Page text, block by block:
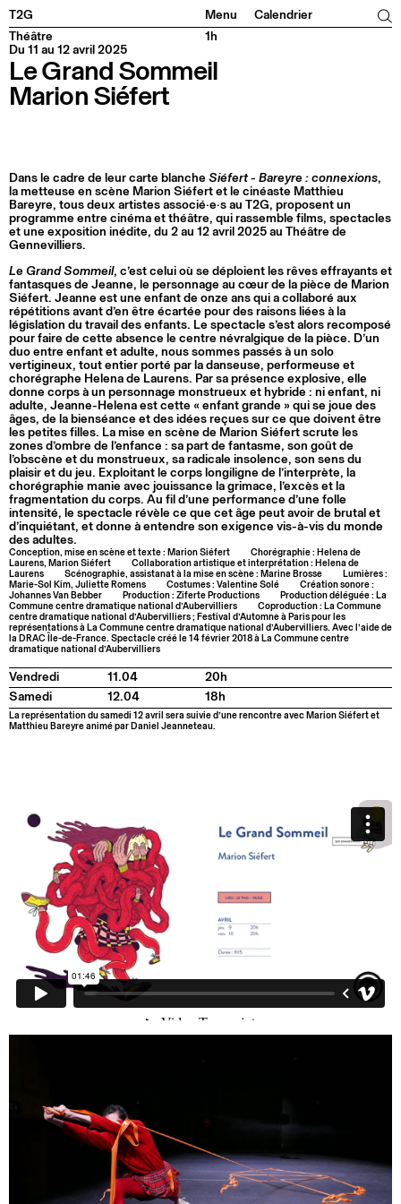
T2G Menu Calendrier
Facebook
Linkedin
Théâtre
Du 11 au 12 avril 2025
1h
Le Grand Sommeil
Marion Siéfert
Dans le cadre de leur carte blanche Siéfert - Bareyre : connexions,
la metteuse en scène Marion Siéfert et le cinéaste Matthieu
Bareyre, tous deux artistes associé·e·s au T2G, proposent un
programme entre cinéma et théâtre, qui rassemble films, spectacles
et une exposition inédite, du 2 au 12 avril 2025 au Théâtre de
Gennevilliers.
Le Grand Sommeil, c’est celui où se déploient les rêves effrayants et
fantasques de Jeanne, le personnage au cœur de la pièce de Marion
Siéfert. Jeanne est une enfant de onze ans qui a collaboré aux
répétitions avant d’en être écartée pour des raisons liées à la
législation du travail des enfants. Le spectacle s’est alors recomposé
pour faire de cette absence le centre névralgique de la pièce. D’un
duo entre enfant et adulte, nous sommes passés à un solo
vertigineux, tout entier porté par la danseuse, performeuse et
chorégraphe Helena de Laurens. Par sa présence explosive, elle
donne corps à un personnage monstrueux et hybride : ni enfant, ni
adulte, Jeanne-Helena est cette « enfant grande » qui se joue des
âges, de la bienséance et des idées reçues sur ce que doivent être
les petites filles. La mise en scène de Marion Siéfert scrute les
zones d’ombre de l’enfance : sa part de fantasme, son goût de
l’obscène et du monstrueux, sa radicale insolence, son sens du
plaisir et du jeu. Exploitant le corps longiligne de l’interprète, la
chorégraphie manie avec jouissance la grimace, l’excès et la
fragmentation du corps. Au fil d’une performance d’une folle
intensité, le spectacle révèle ce que cet âge peut avoir de brutal et
d’inquiétant, et donne à entendre son exigence vis-à-vis du monde
des adultes.
Conception, mise en scène et texte : Marion Siéfert
Chorégraphie : Helena de
Laurens, Marion Siéfert
Collaboration artistique et interprétation : Helena de
Laurens
Scénographie, assistanat à la mise en scène : Marine Brosse
Lumières :
Marie-Sol Kim, Juliette Romens
Costumes : Valentine Solé
Création sonore :
Johannes Van Bebber
Production : Ziferte Productions
Production déléguée : La
Commune centre dramatique national d’Aubervilliers
Coproduction : La Commune
centre dramatique national d’Aubervilliers ; Festival d’Automne à Paris pour les
représentations à La Commune centre dramatique national d’Aubervilliers. Avec l’aide de
la DRAC Île-de-France. Spectacle créé le 14 février 2018 à La Commune centre
dramatique national d’Aubervilliers
Vendredi 11.04
20h
Samedi
12.04 18h
La représentation du samedi 12 avril sera suivie d’une rencontre avec Marion Siéfert et
Matthieu Bareyre animé par Daniel Jeanneteau.